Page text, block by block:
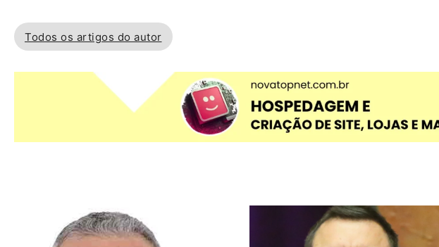
Todos os artigos do autor